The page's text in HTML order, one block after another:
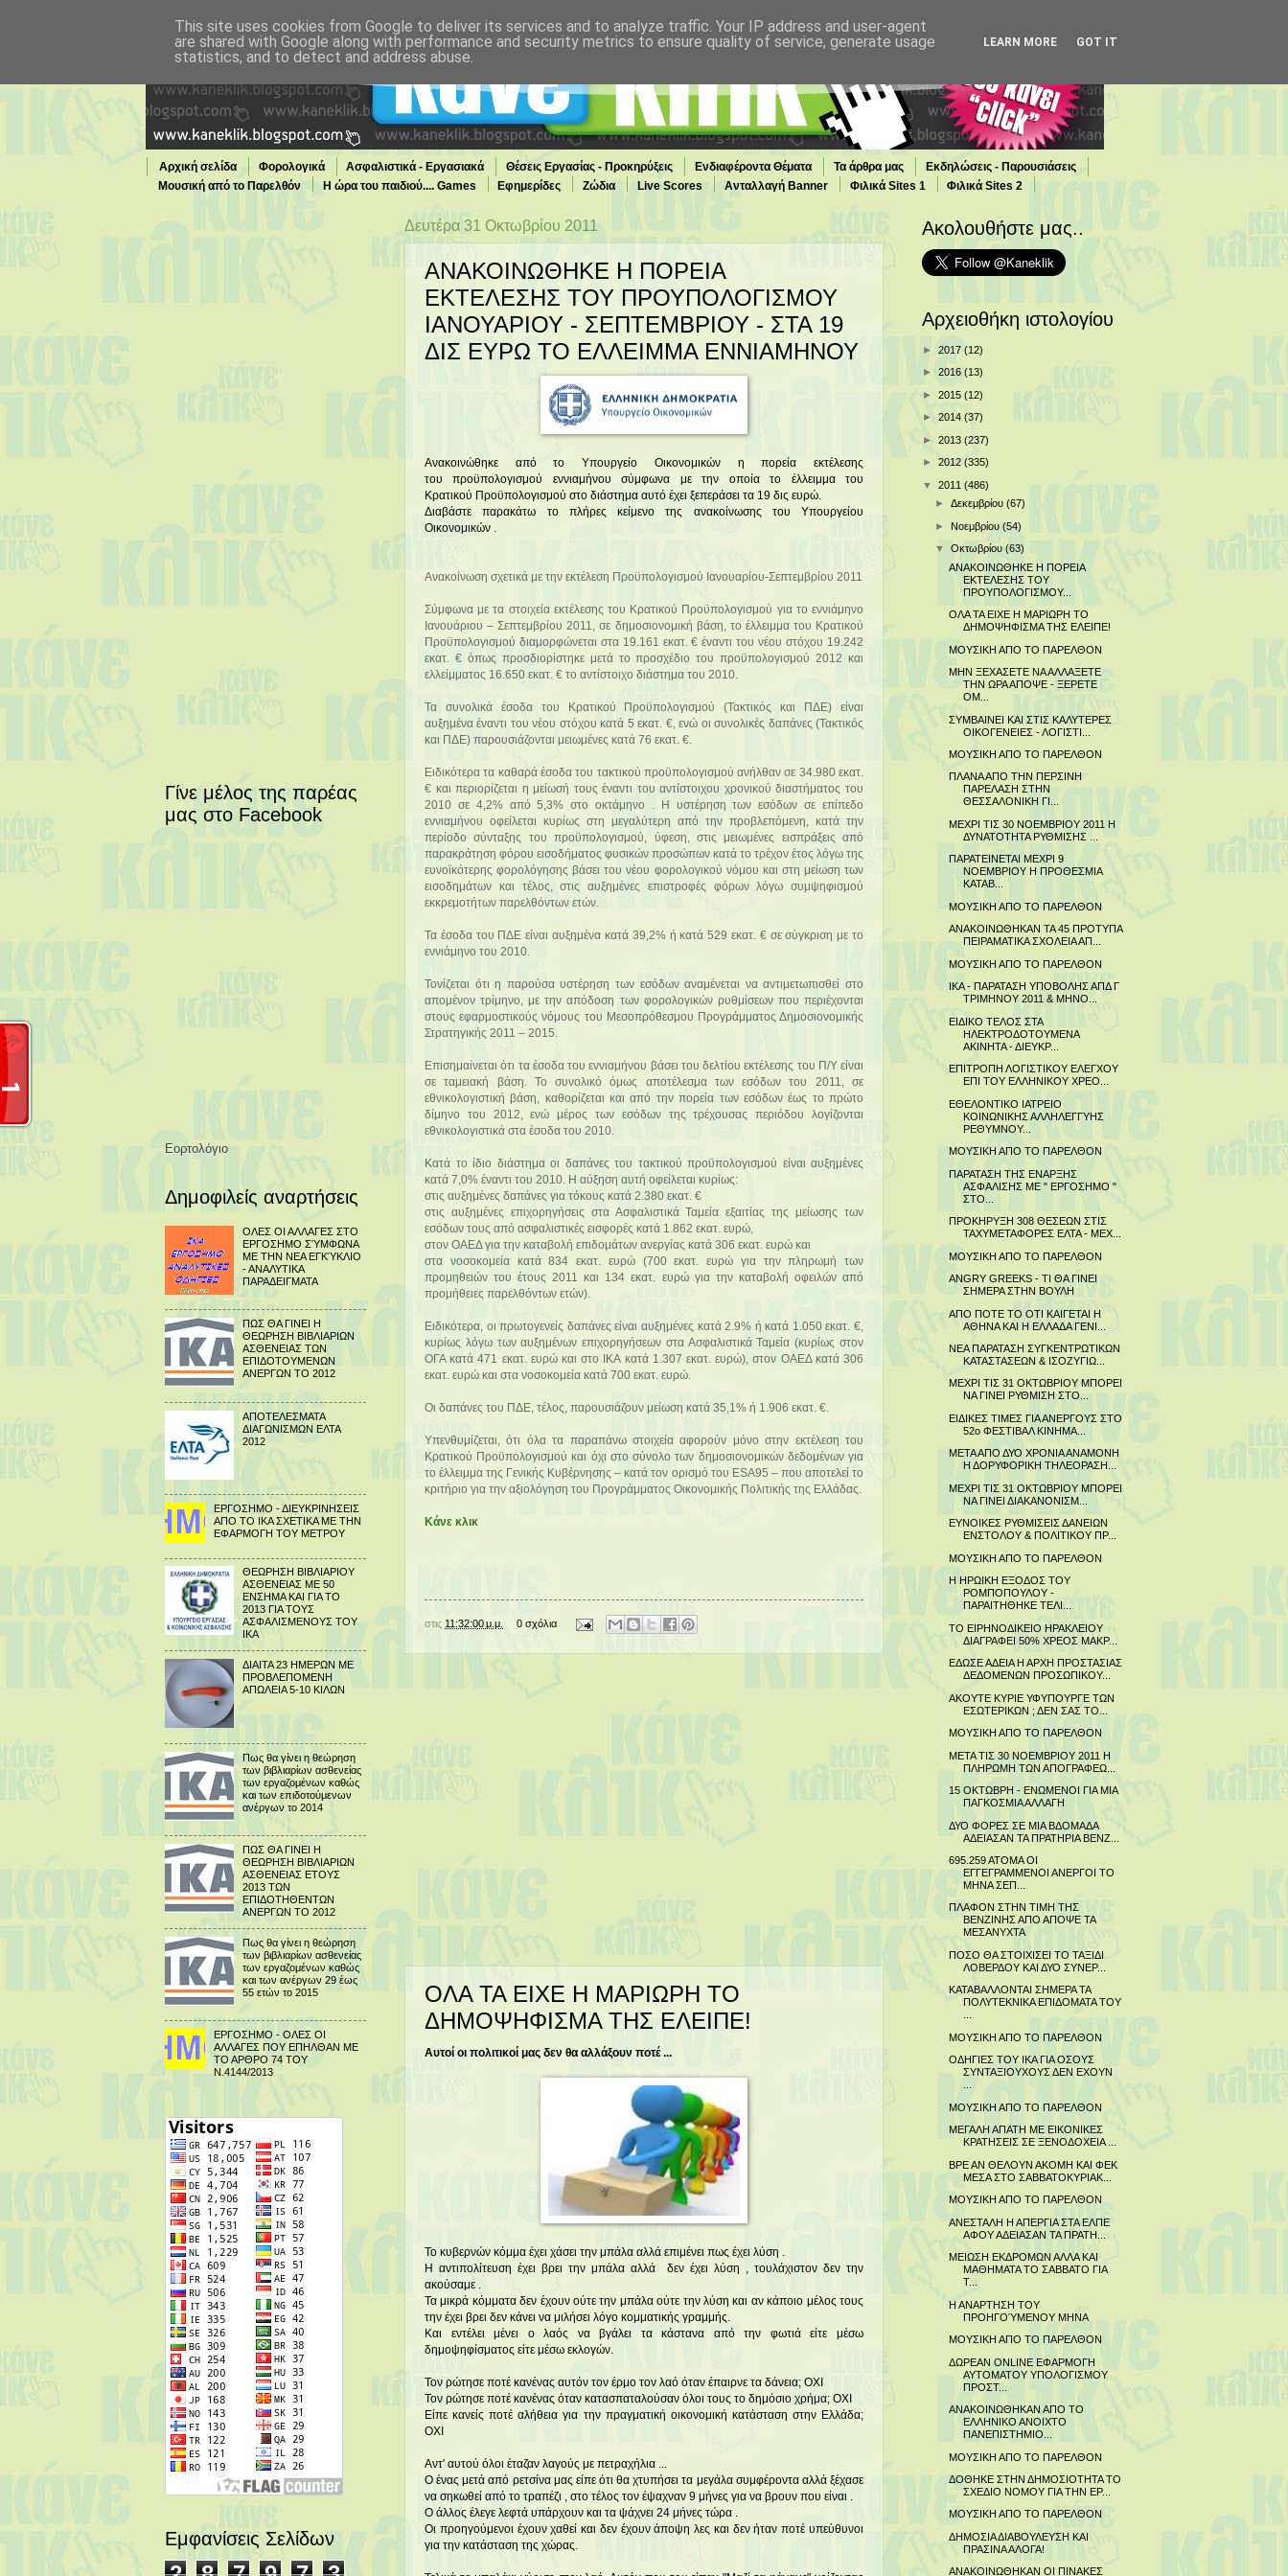
Αρχική σελίδα Φορολογικά Ασφαλιστικά - Εργασιακά Θέσεις Εργασίας - Προκηρύξεις Ενδιαφέροντα Θέματα Τα άρθρα μας
Εκδηλώσεις - Παρουσιάσεις
Μουσική από το Παρελθόν
Η ώρα του παιδιού.... Games Εφημερίδες Ζώδια Live Scores Ανταλλαγή Banner Φιλικά Sites 1
Φιλικά Sites 2
Δευτέρα 31 Οκτωβρίου 2011
ΑΝΑΚΟΙΝΩΘΗΚΕ Η ΠΟΡΕΙΑ
ΕΚΤΕΛΕΣΗΣ ΤΟΥ ΠΡΟΥΠΟΛΟΓΙΣΜΟΥ
ΙΑΝΟΥΑΡΙΟΥ - ΣΕΠΤΕΜΒΡΙΟΥ - ΣΤΑ 19
ΔΙΣ ΕΥΡΩ ΤΟ ΕΛΛΕΙΜΜΑ ΕΝΝΙΑΜΗΝΟΥ
Ανακοινώθηκε από το Υπουργείο Οικονομικών η πορεία εκτέλεσης
του προϋπολογισμού εννιαμήνου σύμφωνα με την οποία το έλλειμμα του
Κρατικού Προϋπολογισμού στο διάστημα αυτό έχει ξεπεράσει τα 19 δις ευρώ.
Διαβάστε παρακάτω το πλήρες κείμενο της ανακοίνωσης του Υπουργείου
Οικονομικών .
Ανακοίνωση σχετικά με την εκτέλεση Προϋπολογισμού Ιανουαρίου-Σεπτεμβρίου 2011
Σύμφωνα με τα στοιχεία εκτέλεσης του Κρατικού Προϋπολογισμού για το εννιάμηνο
Ιανουάριου – Σεπτεμβρίου 2011, σε δημοσιονομική βάση, το έλλειμμα του Κρατικού
Προϋπολογισμού διαμορφώνεται στα 19.161 εκατ. € έναντι του νέου στόχου 19.242
εκατ. € όπως προσδιορίστηκε μετά το προσχέδιο του προϋπολογισμού 2012 και
ελλείμματος 16.650 εκατ. € το αντίστοιχο διάστημα του 2010.
Τα συνολικά έσοδα του Κρατικού Προϋπολογισμού (Τακτικός και ΠΔΕ) είναι
αυξημένα έναντι του νέου στόχου κατά 5 εκατ. €, ενώ οι συνολικές δαπάνες (Τακτικός
και ΠΔΕ) παρουσιάζονται μειωμένες κατά 76 εκατ. €.
Ειδικότερα τα καθαρά έσοδα του τακτικού προϋπολογισμού ανήλθαν σε 34.980 εκατ.
€ και περιορίζεται η μείωσή τους έναντι του αντίστοιχου χρονικού διαστήματος του
2010 σε 4,2% από 5,3% στο οκτάμηνο . Η υστέρηση των εσόδων σε επίπεδο
εννιαμήνου οφείλεται κυρίως στη μεγαλύτερη από την προβλεπόμενη, κατά την
περίοδο σύνταξης του προϋπολογισμού, ύφεση, στις μειωμένες εισπράξεις από
παρακράτηση φόρου εισοδήματος φυσικών προσώπων κατά το τρέχον έτος λόγω της
ευνοϊκότερης φορολόγησης βάσει του νέου φορολογικού νόμου και στη μείωση των
εισοδημάτων και τέλος, στις αυξημένες επιστροφές φόρων λόγω συμψηφισμού
εκκρεμοτήτων παρελθόντων ετών.
Τα έσοδα του ΠΔΕ είναι αυξημένα κατά 39,2% ή κατά 529 εκατ. € σε σύγκριση με το
εννιάμηνο του 2010.
Τονίζεται ότι η παρούσα υστέρηση των εσόδων αναμένεται να αντιμετωπισθεί στο
απομένον τρίμηνο, με την απόδοση των φορολογικών ρυθμίσεων που περιέχονται
στους εφαρμοστικούς νόμους του Μεσοπρόθεσμου Προγράμματος Δημοσιονομικής
Στρατηγικής 2011 – 2015.
Επισημαίνεται ότι τα έσοδα του εννιαμήνου βάσει του δελτίου εκτέλεσης του Π/Υ είναι
σε ταμειακή βάση. Το συνολικό όμως αποτέλεσμα των εσόδων του 2011, σε
εθνικολογιστική βάση, καθορίζεται και από την πορεία των εσόδων έως το πρώτο
δίμηνο του 2012, ενώ μέρος των εσόδων της τρέχουσας περιόδου λογίζονται
εθνικολογιστικά στα έσοδα του 2010.
Κατά το ίδιο διάστημα οι δαπάνες του τακτικού προϋπολογισμού είναι αυξημένες
κατά 7,0% έναντι του 2010. H αύξηση αυτή οφείλεται κυρίως:
στις αυξημένες δαπάνες για τόκους κατά 2.380 εκατ. €
στις αυξημένες επιχορηγήσεις στα Ασφαλιστικά Ταμεία εξαιτίας της μείωσης των
εσόδων τους από ασφαλιστικές εισφορές κατά 1.862 εκατ. ευρώ,
στον ΟΑΕΔ για την καταβολή επιδομάτων ανεργίας κατά 306 εκατ. ευρώ και
στα νοσοκομεία κατά 834 εκατ. ευρώ (700 εκατ. ευρώ για την πληρωμή των
προμηθειών του έτους 2011 και 134 εκατ. ευρώ για την καταβολή οφειλών από
προμήθειες παρελθόντων ετών).
Ειδικότερα, οι πρωτογενείς δαπάνες είναι αυξημένες κατά 2.9% ή κατά 1.050 εκατ. €,
κυρίως λόγω των αυξημένων επιχορηγήσεων στα Ασφαλιστικά Ταμεία (κυρίως στον
ΟΓΑ κατά 471 εκατ. ευρώ και στο ΙΚΑ κατά 1.307 εκατ. ευρώ), στον ΟΑΕΔ κατά 306
εκατ. ευρώ και στα νοσοκομεία κατά 700 εκατ. ευρώ.
Οι δαπάνες του ΠΔΕ, τέλος, παρουσιάζουν μείωση κατά 35,1% ή 1.906 εκατ. €.
Υπενθυμίζεται, ότι όλα τα παραπάνω στοιχεία αφορούν μόνο στην εκτέλεση του
Κρατικού Προϋπολογισμού και όχι στο σύνολο των δημοσιονομικών δεδομένων για
το έλλειμμα της Γενικής Κυβέρνησης – κατά τον ορισμό του ESA95 – που αποτελεί το
κριτήριο για την αξιολόγηση του Προγράμματος Οικονομικής Πολιτικής της Ελλάδας.
Κάνε κλικ
στις 11:32:00 μ.μ. 0 σχόλια
ΟΛΑ ΤΑ ΕΙΧΕ Η ΜΑΡΙΩΡΗ ΤΟ
ΔΗΜΟΨΗΦΙΣΜΑ ΤΗΣ ΕΛΕΙΠΕ!
Αυτοί οι πολιτικοί μας δεν θα αλλάξουν ποτέ ...
Το κυβερνών κόμμα έχει χάσει την μπάλα αλλά επιμένει πως έχει λύση .
Η αντιπολίτευση έχει βρει την μπάλα αλλά δεν έχει λύση , τουλάχιστον δεν την
ακούσαμε .
Τα μικρά κόμματα δεν έχουν ούτε την μπάλα ούτε την λύση και αν κάποιο μέλος τους
την έχει βρει δεν κάνει να μιλήσει λόγο κομματικής γραμμής.
Και εντέλει μένει ο λαός να βγάλει τα κάστανα από την φωτιά είτε μέσω
δημοψηφίσματος είτε μέσω εκλογών.
Τον ρώτησε ποτέ κανένας αυτόν τον έρμο τον λαό όταν έπαιρνε τα δάνεια; ΟΧΙ
Τον ρώτησε ποτέ κανένας όταν κατασπαταλούσαν όλοι τους το δημόσιο χρήμα; ΟΧΙ
Είπε κανείς ποτέ αλήθεια για την πραγματική οικονομική κατάσταση στην Ελλάδα;
ΟΧΙ
Αντ' αυτού όλοι έταζαν λαγούς με πετραχήλια ...
Ο ένας μετά από ρετσίνα μας είπε ότι θα χτυπήσει τα μεγάλα συμφέροντα αλλά ξέχασε
να σηκωθεί από το τραπέζι , στο τέλος τον έψαχναν 9 μήνες για να βρουν που είναι .
Ο άλλος έλεγε λεφτά υπάρχουν και τα ψάχνει 24 μήνες τώρα .
Οι προηγούμενοι έχουν χαθεί και δεν έχουν άποψη λες και δεν ήταν ποτέ υπεύθυνοι
για την κατάσταση της χώρας.
Γίνε μέλος της παρέας
μας στο Facebook
Εορτολόγιο
Δημοφιλείς αναρτήσεις
ΟΛΕΣ ΟΙ ΑΛΛΑΓΕΣ ΣΤΟ
ΕΡΓΟΣΗΜΟ ΣΎΜΦΩΝΑ
ΜΕ ΤΗΝ ΝΕΑ ΕΓΚΎΚΛΙΟ
- ΑΝΑΛΥΤΙΚΑ
ΠΑΡΑΔΕΙΓΜΑΤΑ
ΠΩΣ ΘΑ ΓΙΝΕΙ Η
ΘΕΩΡΗΣΗ ΒΙΒΛΙΑΡΙΩΝ
ΑΣΘΕΝΕΙΑΣ ΤΩΝ
ΕΠΙΔΟΤΟΥΜΕΝΩΝ
ΑΝΕΡΓΩΝ ΤΟ 2012
ΑΠΟΤΕΛΕΣΜΑΤΑ
ΔΙΑΓΩΝΙΣΜΩΝ ΕΛΤΑ
2012
ΕΡΓΟΣΗΜΟ - ΔΙΕΥΚΡΙΝΗΣΕΙΣ
ΑΠΟ ΤΟ ΙΚΑ ΣΧΕΤΙΚΑ ΜΕ ΤΗΝ
ΕΦΑΡΜΟΓΗ ΤΟΥ ΜΕΤΡΟΥ
ΘΕΩΡΗΣΗ ΒΙΒΛΙΑΡΙΟΥ
ΑΣΘΕΝΕΙΑΣ ΜΕ 50
ΕΝΣΗΜΑ ΚΑΙ ΓΙΑ ΤΟ
2013 ΓΙΑ ΤΟΥΣ
ΑΣΦΑΛΙΣΜΕΝΟΥΣ ΤΟΥ
ΙΚΑ
ΔΙΑΙΤΑ 23 ΗΜΕΡΩΝ ΜΕ
ΠΡΟΒΛΕΠΟΜΕΝΗ
ΑΠΩΛΕΙΑ 5-10 ΚΙΛΩΝ
Πως θα γίνει η θεώρηση
των βιβλιαρίων ασθενείας
των εργαζομένων καθώς
και των επιδοτούμενων
ανέργων το 2014
ΠΩΣ ΘΑ ΓΙΝΕΙ Η
ΘΕΩΡΗΣΗ ΒΙΒΛΙΑΡΙΩΝ
ΑΣΘΕΝΕΙΑΣ ΕΤΟΥΣ
2013 ΤΩΝ
ΕΠΙΔΟΤΗΘΕΝΤΩΝ
ΑΝΕΡΓΩΝ ΤΟ 2012
Πως θα γίνει η θεώρηση
των βιβλιαρίων ασθενείας
των εργαζομένων καθώς
και των ανέργων 29 έως
55 ετών το 2015
ΕΡΓΟΣΗΜΟ - ΟΛΕΣ ΟΙ
ΑΛΛΑΓΕΣ ΠΟΥ ΕΠΗΛΘΑΝ ΜΕ
ΤΟ ΑΡΘΡΟ 74 ΤΟΥ
Ν.4144/2013
Εμφανίσεις Σελίδων
Ακολουθήστε μας..
Αρχειοθήκη ιστολογίου
► 2017 (12)
► 2016 (13)
► 2015 (12)
► 2014 (37)
► 2013 (237)
► 2012 (335)
▼ 2011 (486)
►Δεκεμβρίου(67)
► Νοεμβρίου(54)
▼Οκτωβρίου(63)
ΑΝΑΚΟΙΝΩΘΗΚΕ Η ΠΟΡΕΙΑ
ΕΚΤΕΛΕΣΗΣ ΤΟΥ
ΠΡΟΥΠΟΛΟΓΙΣΜΟΥ...
ΟΛΑ ΤΑ ΕΙΧΕ Η ΜΑΡΙΩΡΗ ΤΟ
ΔΗΜΟΨΗΦΙΣΜΑ ΤΗΣ ΕΛΕΙΠΕ!
ΜΟΥΣΙΚΗ ΑΠΟ ΤΟ ΠΑΡΕΛΘΟΝ
ΜΗΝ ΞΕΧΑΣΕΤΕ ΝΑ ΑΛΛΑΞΕΤΕ
ΤΗΝ ΩΡΑ ΑΠΟΨΕ - ΞΕΡΕΤΕ
ΟΜ...
ΣΥΜΒΑΙΝΕΙ ΚΑΙ ΣΤΙΣ ΚΑΛΥΤΕΡΕΣ
ΟΙΚΟΓΕΝΕΙΕΣ - ΛΟΓΙΣΤΙ...
ΜΟΥΣΙΚΗ ΑΠΟ ΤΟ ΠΑΡΕΛΘΟΝ
ΠΛΑΝΑ ΑΠΟ ΤΗΝ ΠΕΡΣΙΝΗ
ΠΑΡΕΛΑΣΗ ΣΤΗΝ
ΘΕΣΣΑΛΟΝΙΚΗ ΓΙ...
ΜΕΧΡΙ ΤΙΣ 30 ΝΟΕΜΒΡΙΟΥ 2011 Η
ΔΥΝΑΤΟΤΗΤΑ ΡΥΘΜΙΣΗΣ ...
ΠΑΡΑΤΕΙΝΕΤΑΙ ΜΕΧΡΙ 9
ΝΟΕΜΒΡΙΟΥ Η ΠΡΟΘΕΣΜΙΑ
ΚΑΤΑΒ...
ΜΟΥΣΙΚΗ ΑΠΟ ΤΟ ΠΑΡΕΛΘΟΝ
ΑΝΑΚΟΙΝΩΘΗΚΑΝ ΤΑ 45 ΠΡΟΤΥΠΑ
ΠΕΙΡΑΜΑΤΙΚΑ ΣΧΟΛΕΙΑ ΑΠ...
ΜΟΥΣΙΚΗ ΑΠΟ ΤΟ ΠΑΡΕΛΘΟΝ
ΙΚΑ - ΠΑΡΑΤΑΣΗ ΥΠΟΒΟΛΗΣ ΑΠΔ Γ
ΤΡΙΜΗΝΟΥ 2011 & ΜΗΝΟ...
ΕΙΔΙΚΟ ΤΕΛΟΣ ΣΤΑ
ΗΛΕΚΤΡΟΔΟΤΟΥΜΕΝΑ
ΑΚΙΝΗΤΑ - ΔΙΕΥΚΡ...
ΕΠΙΤΡΟΠΗ ΛΟΓΙΣΤΙΚΟΥ ΕΛΕΓΧΟΥ
ΕΠΙ ΤΟΥ ΕΛΛΗΝΙΚΟΥ ΧΡΕΟ...
ΕΘΕΛΟΝΤΙΚΟ ΙΑΤΡΕΙΟ
ΚΟΙΝΩΝΙΚΗΣ ΑΛΛΗΛΕΓΓΥΗΣ
ΡΕΘΥΜΝΟΥ...
ΜΟΥΣΙΚΗ ΑΠΟ ΤΟ ΠΑΡΕΛΘΟΝ
ΠΑΡΑΤΑΣΗ ΤΗΣ ΕΝΑΡΞΗΣ
ΑΣΦΑΛΙΣΗΣ ΜΕ " ΕΡΓΟΣΗΜΟ "
ΣΤΟ...
ΠΡΟΚΗΡΥΞΗ 308 ΘΕΣΕΩΝ ΣΤΙΣ
ΤΑΧΥΜΕΤΑΦΟΡΕΣ ΕΛΤΑ - ΜΕΧ...
ΜΟΥΣΙΚΗ ΑΠΟ ΤΟ ΠΑΡΕΛΘΟΝ
ANGRY GREEKS - ΤΙ ΘΑ ΓΙΝΕΙ
ΣΗΜΕΡΑ ΣΤΗΝ ΒΟΥΛΗ
ΑΠΟ ΠΟΤΕ ΤΟ ΟΤΙ ΚΑΙΓΕΤΑΙ Η
ΑΘΗΝΑ ΚΑΙ Η ΕΛΛΑΔΑ ΓΕΝΙ...
ΝΕΑ ΠΑΡΑΤΑΣΗ ΣΥΓΚΕΝΤΡΩΤΙΚΩΝ
ΚΑΤΑΣΤΑΣΕΩΝ & ΙΣΟΖΥΓΙΩ...
ΜΕΧΡΙ ΤΙΣ 31 ΟΚΤΩΒΡΙΟΥ ΜΠΟΡΕΙ
ΝΑ ΓΙΝΕΙ ΡΥΘΜΙΣΗ ΣΤΟ...
ΕΙΔΙΚΕΣ ΤΙΜΕΣ ΓΙΑ ΑΝΕΡΓΟΥΣ ΣΤΟ
52ο ΦΕΣΤΙΒΑΛ ΚΙΝΗΜΑ...
ΜΕΤΑ ΑΠΟ ΔΥΟ ΧΡΟΝΙΑ ΑΝΑΜΟΝΗ
Η ΔΟΡΥΦΟΡΙΚΗ ΤΗΛΕΟΡΑΣΗ...
ΜΕΧΡΙ ΤΙΣ 31 ΟΚΤΩΒΡΙΟΥ ΜΠΟΡΕΙ
ΝΑ ΓΙΝΕΙ ΔΙΑΚΑΝΟΝΙΣΜ...
ΕΥΝΟΙΚΕΣ ΡΥΘΜΙΣΕΙΣ ΔΑΝΕΙΩΝ
ΕΝΣΤΟΛΟΥ & ΠΟΛΙΤΙΚΟΥ ΠΡ...
ΜΟΥΣΙΚΗ ΑΠΟ ΤΟ ΠΑΡΕΛΘΟΝ
Η ΗΡΩΙΚΗ ΕΞΟΔΟΣ ΤΟΥ
ΡΟΜΠΟΠΟΥΛΟΥ -
ΠΑΡΑΙΤΗΘΗΚΕ ΤΕΛΙ...
ΤΟ ΕΙΡΗΝΟΔΙΚΕΙΟ ΗΡΑΚΛΕΙΟΥ
ΔΙΑΓΡΑΦΕΙ 50% ΧΡΕΟΣ ΜΑΚΡ...
ΕΔΩΣΕ ΑΔΕΙΑ Η ΑΡΧΗ ΠΡΟΣΤΑΣΙΑΣ
ΔΕΔΟΜΕΝΩΝ ΠΡΟΣΩΠΙΚΟΥ...
ΑΚΟΥΤΕ ΚΥΡΙΕ ΥΦΥΠΟΥΡΓΕ ΤΩΝ
ΕΣΩΤΕΡΙΚΩΝ ; ΔΕΝ ΣΑΣ ΤΟ...
ΜΟΥΣΙΚΗ ΑΠΟ ΤΟ ΠΑΡΕΛΘΟΝ
ΜΕΤΑ ΤΙΣ 30 ΝΟΕΜΒΡΙΟΥ 2011 Η
ΠΛΗΡΩΜΗ ΤΩΝ ΑΠΟΓΡΑΦΕΩ...
15 ΟΚΤΩΒΡΗ - ΕΝΩΜΕΝΟΙ ΓΙΑ ΜΙΑ
ΠΑΓΚΟΣΜΙΑ ΑΛΛΑΓΗ
ΔΥΟ ΦΟΡΕΣ ΣΕ ΜΙΑ ΒΔΟΜΑΔΑ
ΑΔΕΙΑΣΑΝ ΤΑ ΠΡΑΤΗΡΙΑ ΒΕΝΖ...
695.259 ΑΤΟΜΑ ΟΙ
ΕΓΓΕΓΡΑΜΜΕΝΟΙ ΑΝΕΡΓΟΙ ΤΟ
ΜΗΝΑ ΣΕΠ...
ΠΛΑΦΟΝ ΣΤΗΝ ΤΙΜΗ ΤΗΣ
ΒΕΝΖΙΝΗΣ ΑΠΟ ΑΠΟΨΕ ΤΑ
ΜΕΣΑΝΥΧΤΑ
ΠΟΣΟ ΘΑ ΣΤΟΙΧΙΣΕΙ ΤΟ ΤΑΞΙΔΙ
ΛΟΒΕΡΔΟΥ ΚΑΙ ΔΥΟ ΣΥΝΕΡ...
ΚΑΤΑΒΑΛΛΟΝΤΑΙ ΣΗΜΕΡΑ ΤΑ
ΠΟΛΥΤΕΚΝΙΚΑ ΕΠΙΔΟΜΑΤΑ ΤΟΥ
...
ΜΟΥΣΙΚΗ ΑΠΟ ΤΟ ΠΑΡΕΛΘΟΝ
ΟΔΗΓΙΕΣ ΤΟΥ ΙΚΑ ΓΙΑ ΟΣΟΥΣ
ΣΥΝΤΑΞΙΟΥΧΟΥΣ ΔΕΝ ΕΧΟΥΝ
ΜΟΥΣΙΚΗ ΑΠΟ ΤΟ ΠΑΡΕΛΘΟΝ
ΜΕΓΑΛΗ ΑΠΑΤΗ ΜΕ ΕΙΚΟΝΙΚΕΣ
ΚΡΑΤΗΣΕΙΣ ΣΕ ΞΕΝΟΔΟΧΕΙΑ ...
ΒΡΕ ΑΝ ΘΕΛΟΥΝ ΑΚΟΜΗ ΚΑΙ ΦΕΚ
ΜΕΣΑ ΣΤΟ ΣΑΒΒΑΤΟΚΥΡΙΑΚ...
ΜΟΥΣΙΚΗ ΑΠΟ ΤΟ ΠΑΡΕΛΘΟΝ
ΑΝΕΣΤΑΛΗ Η ΑΠΕΡΓΙΑ ΣΤΑ ΕΛΠΕ
ΑΦΟΥ ΑΔΕΙΑΣΑΝ ΤΑ ΠΡΑΤΗ...
ΜΕΙΩΣΗ ΕΚΔΡΟΜΩΝ ΑΛΛΑ ΚΑΙ
ΜΑΘΗΜΑΤΑ ΤΟ ΣΑΒΒΑΤΟ ΓΙΑ
Τ...
Η ΑΝΑΡΤΗΣΗ ΤΟΥ
ΠΡΟΗΓΟΎΜΕΝΟΥ ΜΗΝΑ
ΜΟΥΣΙΚΗ ΑΠΟ ΤΟ ΠΑΡΕΛΘΟΝ
ΔΩΡΕΑΝ ONLINE ΕΦΑΡΜΟΓΗ
ΑΥΤΟΜΑΤΟΥ ΥΠΟΛΟΓΙΣΜΟΥ
ΠΡΟΣΤ...
ΑΝΑΚΟΙΝΩΘΗΚΑΝ ΑΠΟ ΤΟ
ΕΛΛΗΝΙΚΟ ΑΝΟΙΧΤΟ
ΠΑΝΕΠΙΣΤΗΜΙΟ...
ΜΟΥΣΙΚΗ ΑΠΟ ΤΟ ΠΑΡΕΛΘΟΝ
ΔΟΘΗΚΕ ΣΤΗΝ ΔΗΜΟΣΙΟΤΗΤΑ ΤΟ
ΣΧΕΔΙΟ ΝΟΜΟΥ ΓΙΑ ΤΗΝ ΕΡ...
ΜΟΥΣΙΚΗ ΑΠΟ ΤΟ ΠΑΡΕΛΘΟΝ
ΔΗΜΟΣΙΑ ΔΙΑΒΟΥΛΕΥΣΗ ΚΑΙ
ΠΡΑΣΙΝΑ ΑΛΟΓΑ!
ΑΝΑΚΟΙΝΩΘΗΚΑΝ ΟΙ ΠΙΝΑΚΕΣ
This site uses cookies from Google to deliver its services and to analyze traffic. Your IP address and user-agent
are shared with Google along with performance and security metrics to ensure quality of service, generate usage
statistics, and to detect and address abuse.
LEARN MORE GOT IT